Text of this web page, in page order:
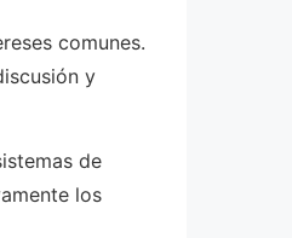
comunes.
y
de
los